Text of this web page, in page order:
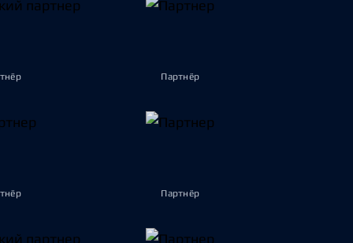
Партнёр
Партнёр